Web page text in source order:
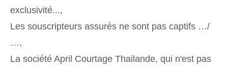
exclusivité...,
Les souscripteurs assurés ne sont pas captifs …/
…,
La société April Courtage Thailande, qui n'est pas